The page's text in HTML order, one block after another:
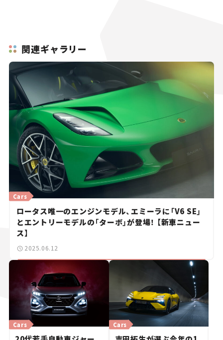
関連ギャラリー
Cars
ロータス唯一のエンジンモデル、エミーラに「V6 SE」
とエントリーモデルの「ターボ」が登場！ 【新車ニュー
ス】
2025.06.12
Cars Cars